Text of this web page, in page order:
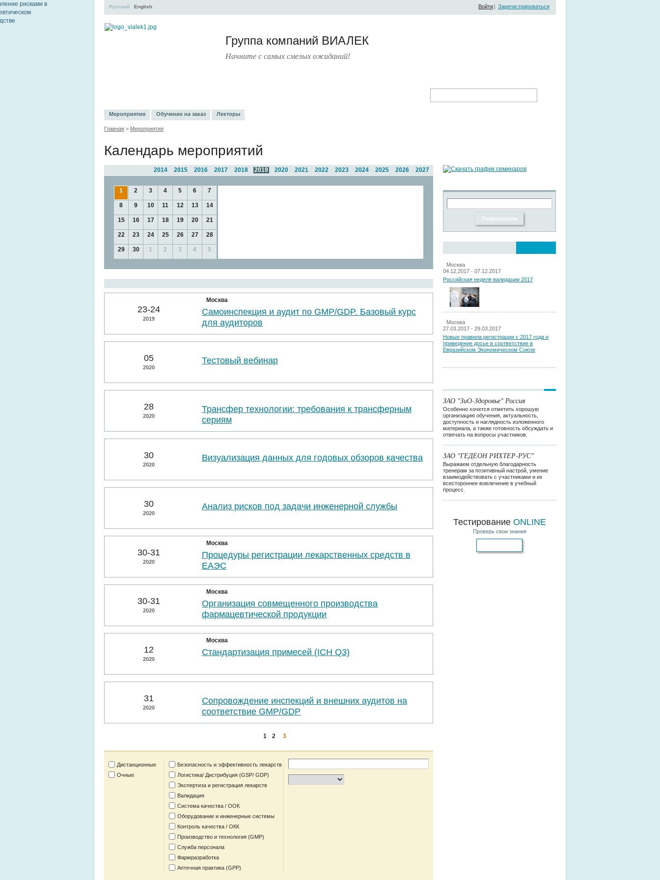
Группа компаний ВИАЛЕК
Начните с самых смелых ожиданий!
Русский English Войти | Зарегистрироваться
Мероприятия Обучение на заказ Лекторы
Главная > Мероприятия
Календарь мероприятий
2027
2026
2025
2024
2023
2022
2021
2020
2019
2018
2017
2016
2015
2014
1 2 3 4 5 6 7
8 9 10 11 12 13 14
15 16 17 18 19 20 21
22 23 24 25 26 27 28
29 30 1 2 3 4 5
23-24
2019
Москва
Самоинспекция и аудит по GMP/GDP. Базовый курс
для аудиторов
05
2020
Тестовый вебинар
28
2020
Трансфер технологии: требования к трансферным
сериям
30
2020
Визуализация данных для годовых обзоров качества
30
2020
Анализ рисков под задачи инженерной службы
30-31
2020
Москва
Процедуры регистрации лекарственных средств в
ЕАЭС
30-31
2020
Москва
Организация совмещенного производства
фармацевтической продукции
12
2020
Москва
Стандартизация примесей (ICH Q3)
31
2020
Сопровождение инспекций и внешних аудитов на
соответствие GMP/GDP
1 2 3
Дистанционные
Очные
Безопасность и эффективность лекарств
Логистика/ Дистрибуция (GSP/ GDP)
Экспертиза и регистрация лекарств
Валидация
Система качества / ООК
Оборудование и инженерные системы
Контроль качества / ОКК
Производство и технология (GMP)
Служба персонала
Фармразработка
Аптечная практика (GPP)
Москва
04.12.2017 - 07.12.2017
Российская неделя валидации 2017
Москва
27.03.2017 - 29.03.2017
Новые правила регистрации c 2017 года и
приведение досье в соответствие в
Евразийском Экономическом Союзе
ЗАО "ЗиО-Здоровье" Россия
Особенно хочется отметить хорошую
организацию обучения, актуальность,
доступность и наглядность изложенного
материала, а также готовность обсуждать и
отвечать на вопросы участников.
ЗАО "ГЕДЕОН РИХТЕР-РУС"
Выражаем отдельную благодарность
тренерам за позитивный настрой, умение
взаимодействовать с участниками и их
всестороннее вовлечение в учебный
процесс.
Тестирование ONLINE
Проверь свои знания